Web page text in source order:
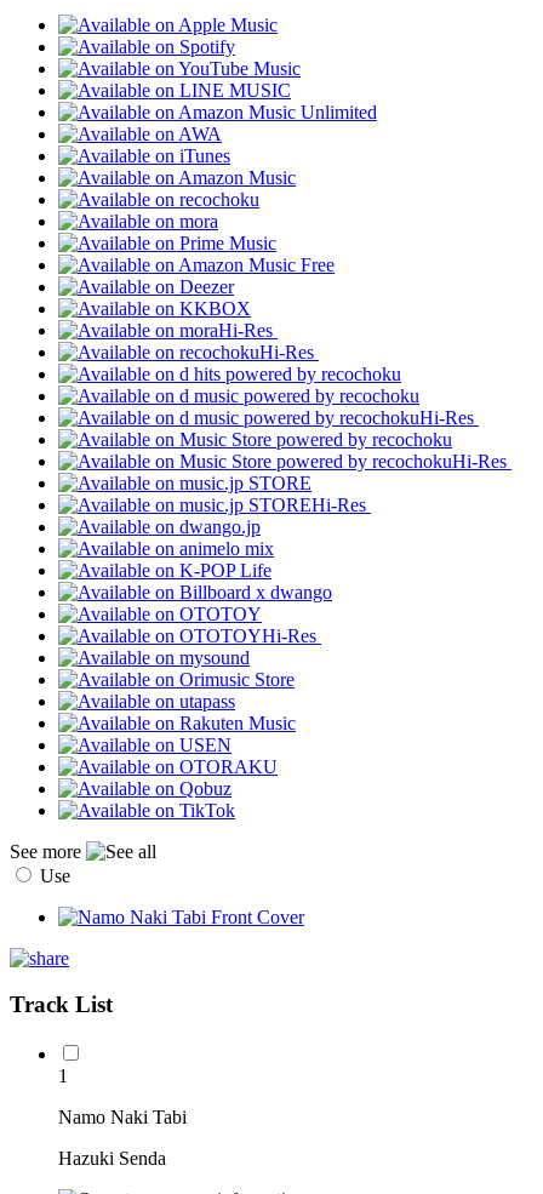
Hi-Res
Hi-Res
Hi-Res
Hi-Res
Hi-Res
Hi-Res
See more
Use
Track List
1
Namo Naki Tabi
Hazuki Senda